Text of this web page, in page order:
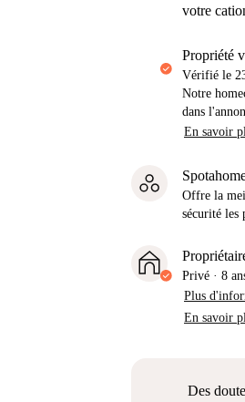
votre
propriété
Vérifié le
Notre
dans
En savoir
Offre la
sécurité les
Privé · 8
Plus
En savoir
Des